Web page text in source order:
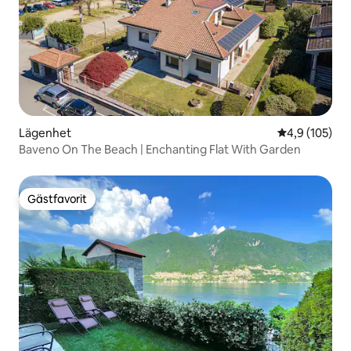
Lägenhet 4,9 av 5 i
4,9 (105)
Baveno On The Beach | Enchanting Flat With Garden
Gästfavorit
Gästfavorit